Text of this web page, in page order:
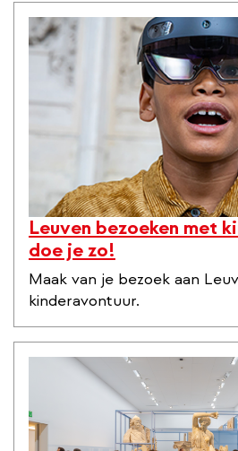
Leuven bezoeken met
doe je zo!
Maak van je bezoek aan
kinderavontuur.